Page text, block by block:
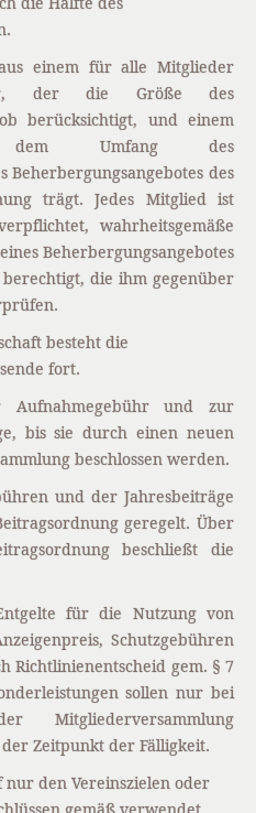
einem für alle Mitglieder
der die Größe des
berücksichtigt, und einem
dem Umfang des
Beherbergungsangebotes des
trägt. Jedes Mitglied ist
wahrheitsgemäße
Beherbergungsangebotes
die ihm gegenüber
besteht die
fort.
Aufnahmegebühr und zur
bis sie durch einen neuen
beschlossen werden.
und der Jahresbeiträge
geregelt. Über
beschließt die
für die Nutzung von
Schutzgebühren
Richtlinienentscheid gem. § 7
sollen nur bei
Mitgliederversammlung
Zeitpunkt der Fälligkeit.
nur den Vereinszielen oder